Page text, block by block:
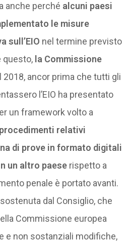
anche perché alcuni paesi
le misure
sull’EIO nel termine previsto
questo, la Commissione
2018, ancor prima che tutti gli
l’EIO ha presentato
un framework volto a
relativi
di prove in formato digitali
un altro paeserispetto a
penale è portato avanti.
dal Consiglio, che
Commissione europea
e non sostanziali modifiche,